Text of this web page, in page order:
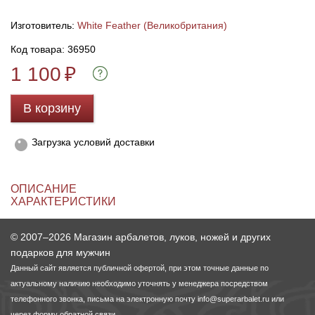
Изготовитель: White Feather (Великобритания)
Код товара: 36950
1 100₽
В корзину
Загрузка условий доставки
ОПИСАНИЕ
ХАРАКТЕРИСТИКИ
© 2007–2026 Магазин арбалетов, луков, ножей и других
подарков для мужчин
Данный сайт является публичной офертой, при этом точные данные по
актуальному наличию необходимо уточнять у менеджера посредством
телефонного звонка, письма на электронную почту info@superarbalet.ru или
Линейки для настройки лука
Полочки для лука
Кликеры для лука
Плунжеры для лука
Ножи складные